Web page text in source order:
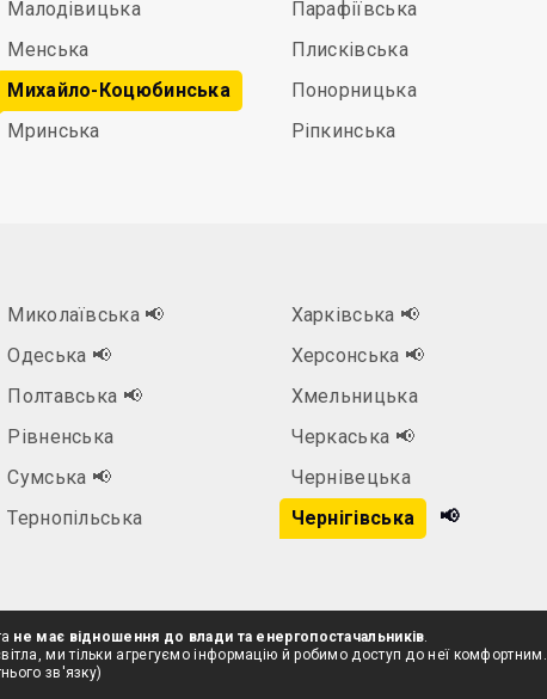
Малодівицька
Менська
Михайло-Коцюбинська
Мринська
Парафіївська
Плисківська
Понорницька
Ріпкинська
Миколаївська 📢
Одеська 📢
Полтавська 📢
Рівненська
Сумська 📢
Тернопільська
Харківська 📢
Херсонська 📢
Хмельницька
Черкаська 📢
Чернівецька
Чернігівська
📢
не має відношення до влади та енергопостачальників.
ми тільки агрегуємо інформацію й робимо доступ до неї комфортним.
зв'язку)